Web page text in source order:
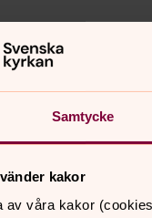
Samtycke
kakor
av våra kakor
på sidans